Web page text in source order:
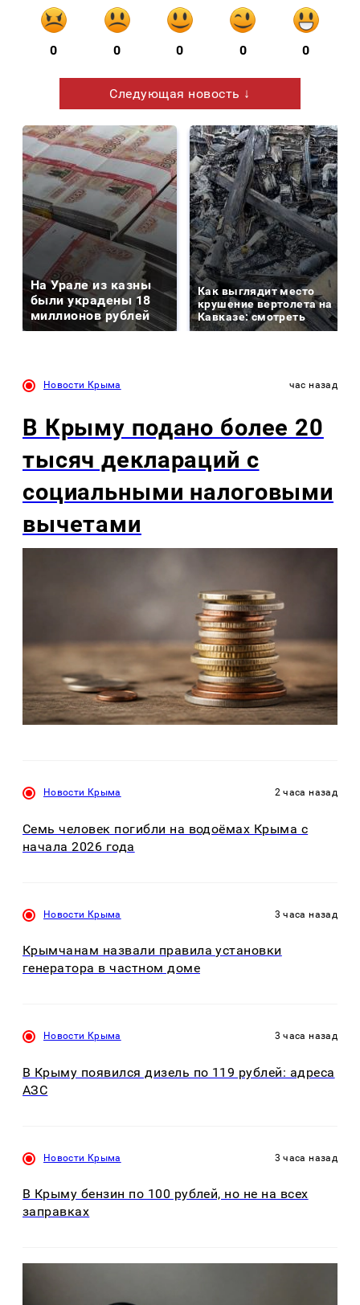
0 0 0 0 0
Следующая новость ↓
На Урале из казны
были украдены 18
миллионов рублей
Как выглядит место
крушение вертолета на
Кавказе: смотреть
Новости Крыма час назад
В Крыму подано более 20
тысяч деклараций с
социальными налоговыми
вычетами
Новости Крыма 2 часа назад
Семь человек погибли на водоёмах Крыма с
начала 2026 года
Новости Крыма 3 часа назад
Крымчанам назвали правила установки
генератора в частном доме
Новости Крыма 3 часа назад
В Крыму появился дизель по 119 рублей: адреса
АЗС
Новости Крыма 3 часа назад
В Крыму бензин по 100 рублей, но не на всех
заправках